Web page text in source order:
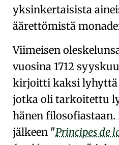
yksinkertaisista
äärettömistä
Viimeisen
vuosina 1712
kirjoitti kaksi lyhyttä
jotka oli tarkoitettu
hänen filosofiastaan.
jälkeen Principes de